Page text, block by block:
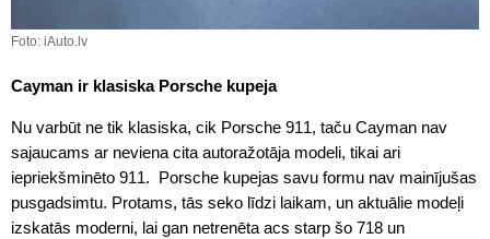
Foto: iAuto.lv
Cayman ir klasiska Porsche kupeja
Nu varbūt ne tik klasiska, cik Porsche 911, taču Cayman nav
sajaucams ar neviena cita autoražotāja modeli, tikai ari
iepriekšminēto 911. Porsche kupejas savu formu nav mainījušas
pusgadsimtu. Protams, tās seko līdzi laikam, un aktuālie modeļi
izskatās moderni, lai gan netrenēta acs starp šo 718 un